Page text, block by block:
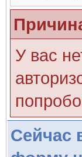
У вас
Сейчас